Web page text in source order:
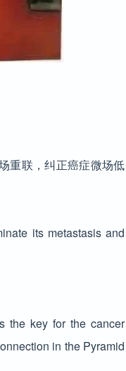
重联，纠正癌症微场低
its metastasis and
the key for the cancer
in the Pyramid